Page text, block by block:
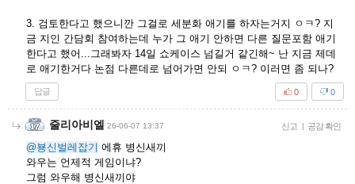
3. 검토한다고 했으니깐 그걸로 세분화 애기를 하자는거지 ㅇㅋ? 지
금 지인 간담회 참여하는데 누가 그 애기 안하면 다른 질문포함 애기
한다고 했어...그래봐자 14일 쇼케이스 넘길거 같긴해~ 난 지금 제데
로 애기한거다 논점 다른데로 넘어가면 안되 ㅇㅋ? 이러면 좀 되나?
답글 0
0
줄리아비엘 26-06-07 13:37 신고 | 공감 확인
@뵹신벌레잡기 에휴 병신새끼
와우는 언제적 게임이냐?
그럼 와우해 병신새끼야